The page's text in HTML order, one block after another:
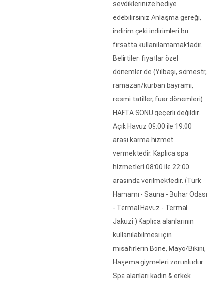
sevdiklerinize hediye
edebilirsiniz Anlaşma gereği,
indirim çeki indirimleri bu
fırsatta kullanılamamaktadır.
Belirtilen fiyatlar özel
dönemler de (Yılbaşı, sömestr,
ramazan/kurban bayramı,
resmi tatiller, fuar dönemleri)
HAFTA SONU geçerli değildir.
Açık Havuz 09:00 ile 19:00
arası karma hizmet
vermektedir. Kaplıca spa
hizmetleri 08:00 ile 22:00
arasında verilmektedir. (Türk
Hamamı - Sauna - Buhar Odası
- Termal Havuz - Termal
Jakuzi ) Kaplıca alanlarının
kullanılabilmesi için
misafirlerin Bone, Mayo/Bikini,
Haşema giymeleri zorunludur.
Spa alanları kadın & erkek